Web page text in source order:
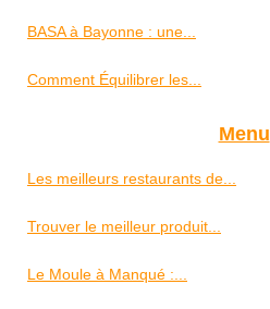
BASA à Bayonne : une...
Comment Équilibrer les...
Menu
Les meilleurs restaurants de...
Trouver le meilleur produit...
Le Moule à Manqué :...